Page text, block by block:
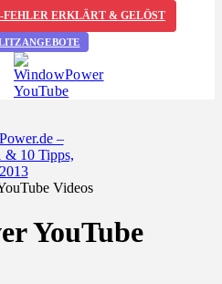
FEHLER ERKLÄRT & GELÖST
Videos
YouTube